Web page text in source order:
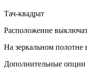
Тач-квадрат
Расположение
На зеркальном полотне
Дополнительные опции